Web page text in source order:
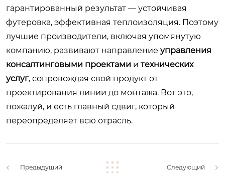
гарантированный результат — устойчивая
футеровка, эффективная теплоизоляция. Поэтому
лучшие производители, включая упомянутую
компанию, развивают направление управления
консалтинговыми проектами и технических
услуг, сопровождая свой продукт от
проектирования линии до монтажа. Вот это,
пожалуй, и есть главный сдвиг, который
переопределяет всю отрасль.
Предыдущий Следующий